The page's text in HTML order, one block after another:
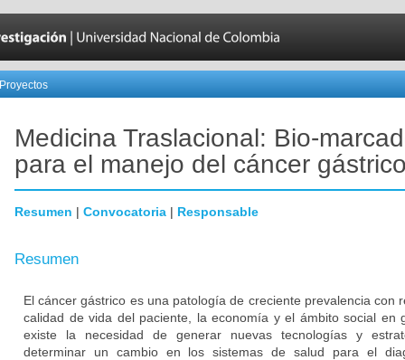
Proyectos
Medicina Traslacional: Bio-
para el manejo del cáncer gástrico
Resumen | Convocatoria | Responsable
Resumen
El cáncer gástrico es una patología de creciente prevalencia con
calidad de vida del paciente, la economía y el ámbito social en
existe la necesidad de generar nuevas tecnologías y
determinar un cambio en los sistemas de salud para el